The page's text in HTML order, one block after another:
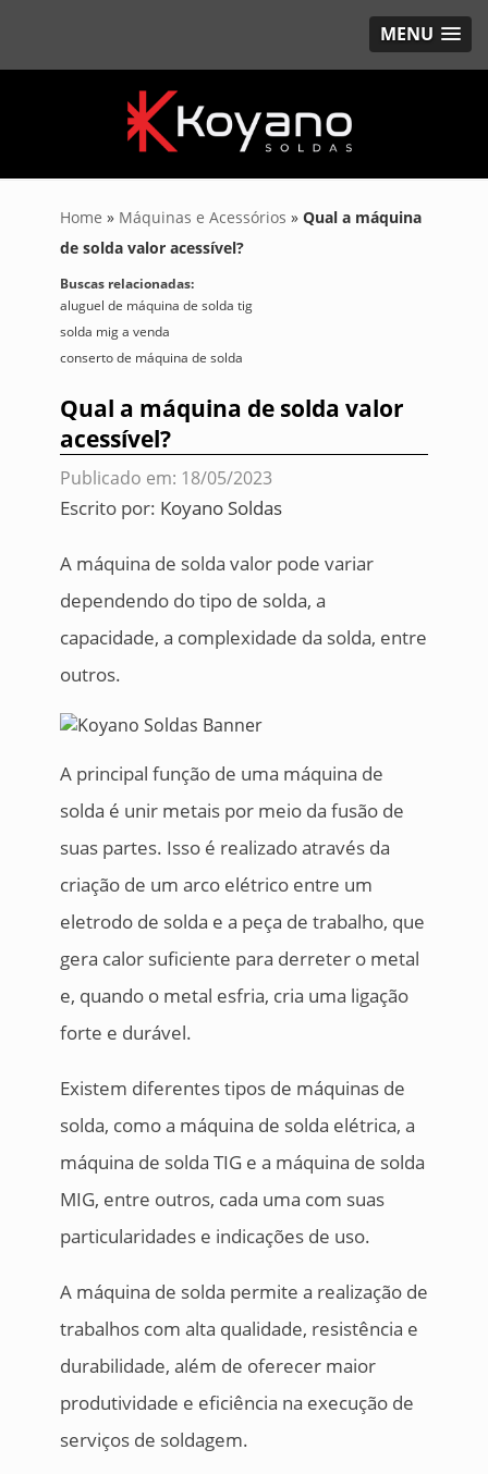
MENU
Home » Máquinas e Acessórios » Qual a máquina
de solda valor acessível?
Buscas relacionadas:
aluguel de máquina de solda tig
solda mig a venda
conserto de máquina de solda
Qual a máquina de solda valor
acessível?
Publicado em: 18/05/2023
Escrito por: Koyano Soldas
A máquina de solda valor pode variar
dependendo do tipo de solda, a
capacidade, a complexidade da solda, entre
outros.
A principal função de uma máquina de
solda é unir metais por meio da fusão de
suas partes. Isso é realizado através da
criação de um arco elétrico entre um
eletrodo de solda e a peça de trabalho, que
gera calor suficiente para derreter o metal
e, quando o metal esfria, cria uma ligação
forte e durável.
Existem diferentes tipos de máquinas de
solda, como a máquina de solda elétrica, a
máquina de solda TIG e a máquina de solda
MIG, entre outros, cada uma com suas
particularidades e indicações de uso.
A máquina de solda permite a realização de
trabalhos com alta qualidade, resistência e
durabilidade, além de oferecer maior
produtividade e eficiência na execução de
serviços de soldagem.